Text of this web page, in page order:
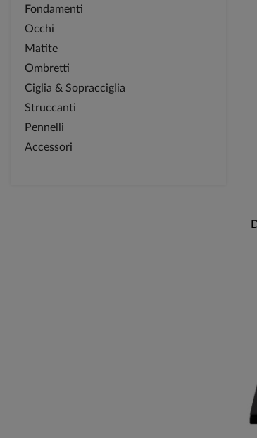
Fondamenti
Occhi
Matite
Ombretti
Ciglia & Sopracciglia
Struccanti
Pennelli
Accessori